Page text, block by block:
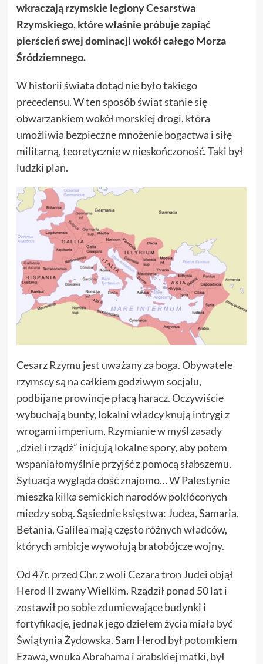
wkraczają rzymskie legiony Cesarstwa
Rzymskiego, które właśnie próbuje zapiąć
pierścień swej dominacji wokół całego Morza
Śródziemnego.
W historii świata dotąd nie było takiego
precedensu. W ten sposób świat stanie się
obwarzankiem wokół morskiej drogi, która
umożliwia bezpieczne mnożenie bogactwa i siłę
militarną, teoretycznie w nieskończoność. Taki był
ludzki plan.
Cesarz Rzymu jest uważany za boga. Obywatele
rzymscy są na całkiem godziwym socjalu,
podbijane prowincje płacą haracz. Oczywiście
wybuchają bunty, lokalni władcy knują intrygi z
wrogami imperium, Rzymianie w myśl zasady
„dziel i rządź” inicjują lokalne spory, aby potem
wspaniałomyślnie przyjść z pomocą słabszemu.
Sytuacja wygląda dość znajomo… W Palestynie
mieszka kilka semickich narodów pokłóconych
miedzy sobą. Sąsiednie księstwa: Judea, Samaria,
Betania, Galilea mają często różnych władców,
których ambicje wywołują bratobójcze wojny.
Od 47r. przed Chr. z woli Cezara tron Judei objął
Herod II zwany Wielkim. Rządził ponad 50 lat i
zostawił po sobie zdumiewające budynki i
fortyfikacje, jednak jego dziełem życia miała być
Świątynia Żydowska. Sam Herod był potomkiem
Ezawa, wnuka Abrahama i arabskiej matki, był